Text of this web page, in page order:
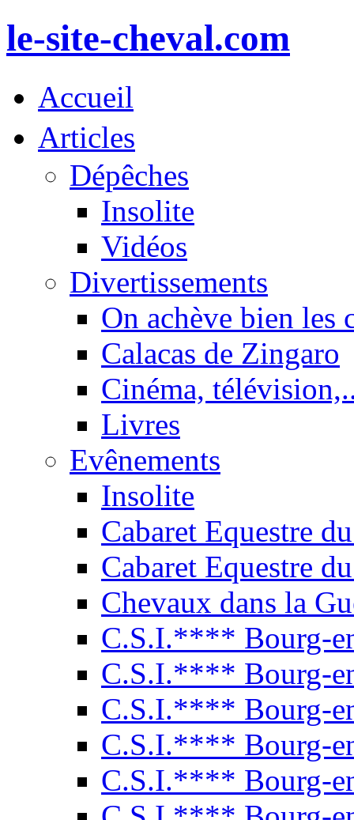
le-site-cheval.com
Accueil
Articles
Dépêches
Insolite
Vidéos
Divertissements
On achève bien les
Calacas de Zingaro
Cinéma,
Livres
Evênements
Insolite
Cabaret Equestre
Cabaret Equestre
Chevaux dans la
C.S.I.**** Bourg-
C.S.I.**** Bourg-
C.S.I.**** Bourg-
C.S.I.**** Bourg-
C.S.I.**** Bourg-